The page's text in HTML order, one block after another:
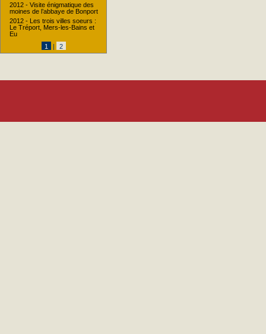
2012 - Visite énigmatique des
moines de l’abbaye de Bonport
2012 - Les trois villes soeurs :
Le Tréport, Mers-les-Bains et
Eu
1
2